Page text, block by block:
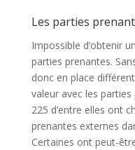
Les parties
Impossible d’obtenir
parties prenantes.
donc en place
valeur avec les
225 d’entre elles ont
prenantes externes
Certaines ont peut-